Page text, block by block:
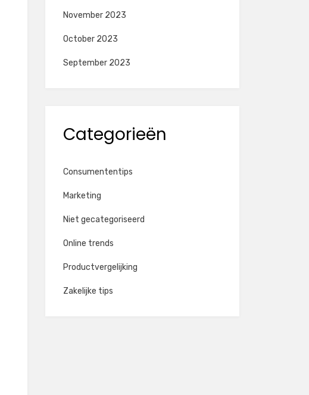
November 2023
October 2023
September 2023
Categorieën
Consumententips
Marketing
Niet gecategoriseerd
Online trends
Productvergelijking
Zakelijke tips